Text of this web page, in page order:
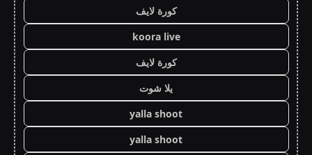
كورة لايف
koora live
كورة لايف
يلا شوت
yalla shoot
yalla shoot